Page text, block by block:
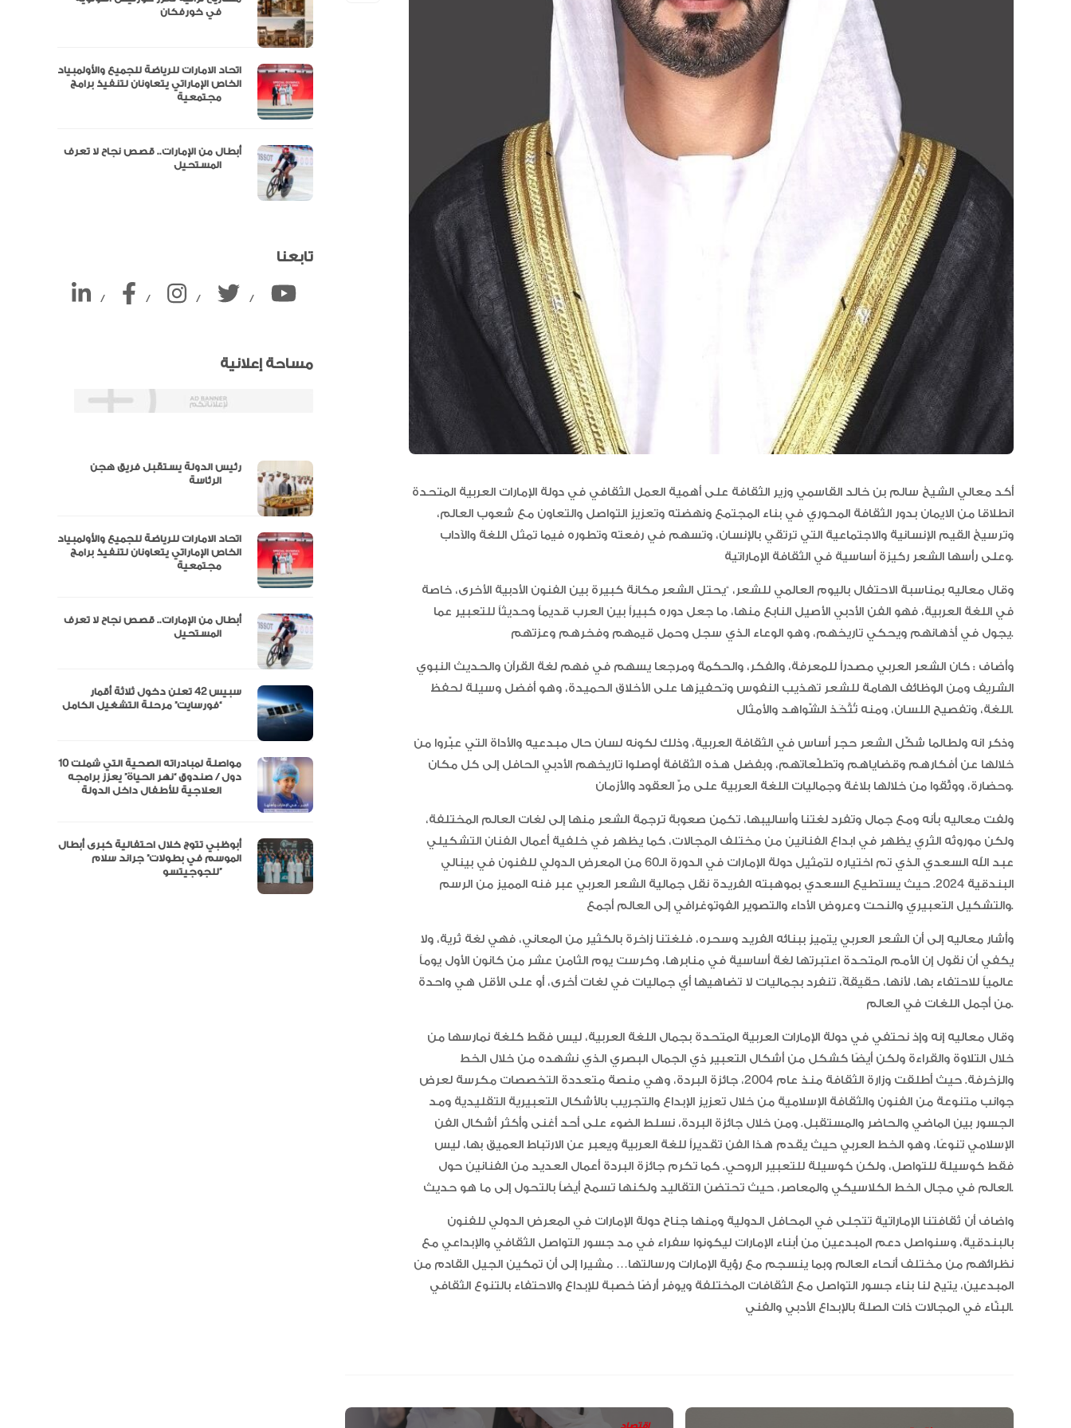
أكد معالي الشيخ سالم بن خالد القاسمي وزير الثقافة على أهمية العمل الثقافي في دولة الإمارات العربية المتحدة
انطلاقا من الايمان بدور الثقافة المحوري في بناء المجتمع ونهضته وتعزيز التواصل والتعاون مع شعوب العالم،
وترسيخ القيم الإنسانية والاجتماعية التي ترتقي بالإنسان، وتسهم في رفعته وتطوره فيما تمثل اللغة والآداب
وعلى رأسها الشعر ركيزة أساسية في الثقافة الإماراتية.
وقال معاليه بمناسبة الاحتفال باليوم العالمي للشعر، “يحتل الشعر مكانة كبيرة بين الفنون الأدبية الأخرى، خاصة
في اللغة العربية، فهو الفن الأدبي الأصيل النابع منها، ما جعل دوره كبيراً بين العرب قديماً وحديثاً للتعبير عما
يجول في أذهانهم ويحكي تاريخهم، وهو الوعاء الذي سجل وحمل قيمهم وفخرهم وعزتهم.
وأضاف : كان الشعر العربي مصدراً للمعرفة، والفكر، والحكمة ومرجعا يسهم في فهم لغة القرآن والحديث النبوي
الشريف ومن الوظائف الهامة للشعر تهذيب النفوس وتحفيزها على الأخلاق الحميدة، وهو أفضل وسيلة لحفظ
اللغة، وتفصيح اللسان، ومنه تُتَّخَذ الشّواهد والأمثال.
وذكر انه ولطالما شكّل الشعر حجر أساس في الثقافة العربية، وذلك لكونه لسان حال مبدعيه والأداة التي عبّروا من
خلالها عن أفكارهم وقضاياهم وتطلّعاتهم، وبفضل هذه الثقافة أوصلوا تاريخهم الأدبي الحافل إلى كل مكان
وحضارة، ووثّقوا من خلالها بلاغة وجماليات اللغة العربية على مرّ العقود والأزمان.
ولفت معاليه بأنه ومع جمال وتفرد لغتنا وأساليبها، تكمن صعوبة ترجمة الشعر منها إلى لغات العالم المختلفة،
ولكن موروثه الثري يظهر في ابداع الفنانين من مختلف المجالات، كما يظهر في خلفية أعمال الفنان التشكيلي
عبد الله السعدي الذي تم اختياره لتمثيل دولة الإمارات في الدورة الـ60 من المعرض الدولي للفنون في بينالي
البندقية 2024. حيث يستطيع السعدي بموهبته الفريدة نقل جمالية الشعر العربي عبر فنه المميز من الرسم
والتشكيل التعبيري والنحت وعروض الأداء والتصوير الفوتوغرافي إلى العالم أجمع.
وأشار معاليه إلى أن الشعر العربي يتميز ببنائه الفريد وسحره، فلغتنا زاخرة بالكثير من المعاني، فهي لغة ثرية، ولا
يكفي أن نقول إن الأمم المتحدة اعتبرتها لغة أساسية في منابرها، وكرست يوم الثامن عشر من كانون الأول يوماً
عالمياً للاحتفاء بها، لأنها، حقيقةً، تنفرد بجماليات لا تضاهيها أي جماليات في لغات أخرى، أو على الأقل هي واحدة
من أجمل اللغات في العالم.
وقال معاليه إنه وإذ نحتفي في دولة الإمارات العربية المتحدة بجمال اللغة العربية، ليس فقط كلغة نمارسها من
خلال التلاوة والقراءة ولكن أيضًا كشكل من أشكال التعبير ذي الجمال البصري الذي نشهده من خلال الخط
والزخرفة. حيث أطلقت وزارة الثقافة منذ عام 2004، جائزة البردة، وهي منصة متعددة التخصصات مكرسة لعرض
جوانب متنوعة من الفنون والثقافة الإسلامية من خلال تعزيز الإبداع والتجريب بالأشكال التعبيرية التقليدية ومد
الجسور بين الماضي والحاضر والمستقبل. ومن خلال جائزة البردة، نسلط الضوء على أحد أغنى وأكثر أشكال الفن
الإسلامي تنوعًا، وهو الخط العربي حيث يقدم هذا الفن تقديراً للغة العربية ويعبر عن الارتباط العميق بها، ليس
فقط كوسيلة للتواصل، ولكن كوسيلة للتعبير الروحي. كما تكرم جائزة البردة أعمال العديد من الفنانين حول
العالم في مجال الخط الكلاسيكي والمعاصر، حيث تحتضن التقاليد ولكنها تسمح أيضاً بالتحول إلى ما هو حديث.
واضاف أن ثقافتنا الإماراتية تتجلى في المحافل الدولية ومنها جناح دولة الإمارات في المعرض الدولي للفنون
بالبندقية، وسنواصل دعم المبدعين من أبناء الإمارات ليكونوا سفراء في مد جسور التواصل الثقافي والإبداعي مع
نظرائهم من مختلف أنحاء العالم وبما ينسجم مع رؤية الإمارات ورسالتها… مشيرا إلى أن تمكين الجيل القادم من
المبدعين، يتيح لنا بناء جسور التواصل مع الثقافات المختلفة ويوفر أرضًا خصبة للإبداع والاحتفاء بالتنوع الثقافي
البنّاء في المجالات ذات الصلة بالإبداع الأدبي والفني.
اقتصاد
اتحاد الامارات للرياضة للجميع والأولمبياد
الخاص الإماراتي يتعاونان لتنفيذ برامج
أبطال من الإمارات.. قصص نجاح لا تعرف
تابعنا
/ / / /
مساحة إعلانية
رئيس الدولة يستقبل فريق هجن
اتحاد الامارات للرياضة للجميع والأولمبياد
الخاص الإماراتي يتعاونان لتنفيذ برامج
أبطال من الإمارات.. قصص نجاح لا تعرف
سبيس 42 تعلن دخول ثلاثة أقمار
“فورسايت” مرحلة التشغيل الكامل
مواصلة لمبادراته الصحية التي شملت 10
دول / صندوق “نهر الحياة” يعزز برامجه
أبوظبي تتوج خلال احتفالية كبرى أبطال
الموسم في بطولات” جراند سلام
للجوجيتسو”
الإمارات